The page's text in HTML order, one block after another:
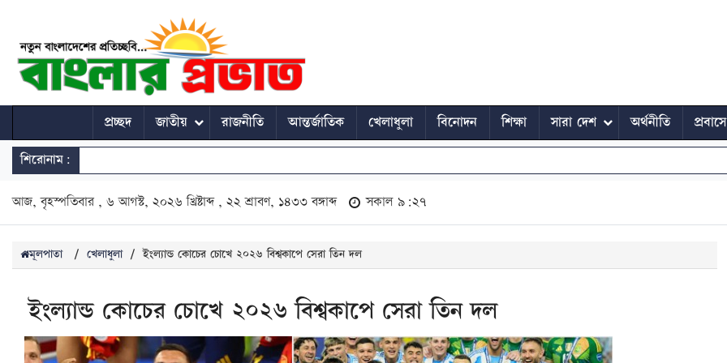
প্রচ্ছদ জাতীয় রাজনীতি আন্তর্জাতিক খেলাধুলা বিনোদন শিক্ষা সারা দেশ অর্থনীতি
শিরোনাম:
আজ, বৃহস্পতিবার , ৬ আগস্ট, ২০২৬ খ্রিষ্টাব্দ , ২২ শ্রাবণ, ১৪৩৩ বঙ্গাব্দ সকাল ৯:২৭
মূলপাতা / খেলাধুলা / ইংল্যান্ড কোচের চোখে ২০২৬ বিশ্বকাপে সেরা তিন দল
ইংল্যান্ড কোচের চোখে ২০২৬ বিশ্বকাপে সেরা তিন দল